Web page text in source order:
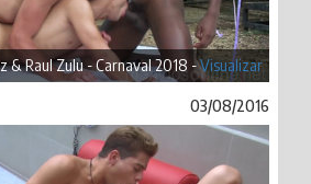
& Raul Zulu - Carnaval 2018 -Visualizar
03/08/2016